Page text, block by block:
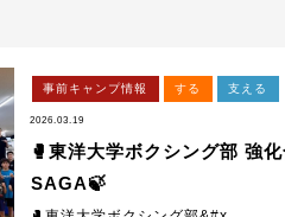
事前キャンプ情報 する 支える
2026.03.19
🥊東洋大学ボクシング部 強
SAGA🍃